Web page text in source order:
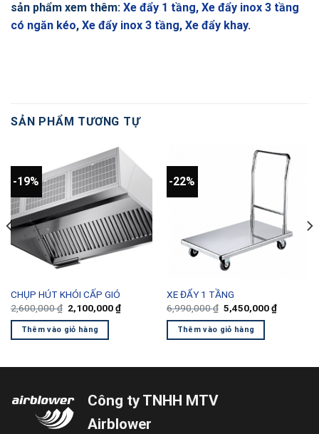
sản phẩm xem thêm: Xe đẩy 1 tầng, Xe đẩy inox 3 tầng
có ngăn kéo, Xe đẩy inox 3 tầng, Xe đẩy khay.
SẢN PHẨM TƯƠNG TỰ
-19%
CHỤP HÚT KHÓI CẤP GIÓ
2,600,000₫ Giá
gốc
là:
2,600,000 ₫.
2,100,000₫Giá
hiện
2,100,000 ₫.
Thêm vào giỏ hàng
-22%
XE ĐẨY 1 TẦNG
6,990,000₫ Giá
gốc
là:
6,990,000 ₫.
5,450,000₫Giá
hiện
Thêm vào giỏ hàng
₫.
Công ty TNHH MTV
Airblower